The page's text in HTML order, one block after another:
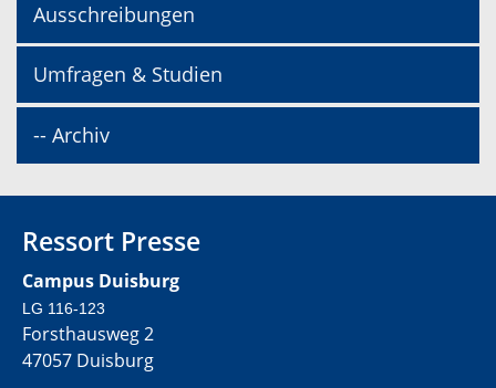
Ausschreibungen
Umfragen & Studien
-- Archiv
Ressort Presse
Campus Duisburg
LG 116-123
Forsthausweg 2
47057 Duisburg